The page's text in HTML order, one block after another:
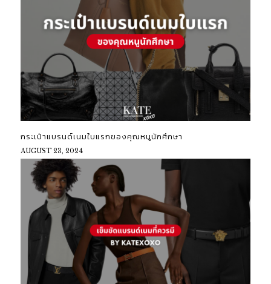
กระเป๋าแบรนด์เนมใบแรกของคุณหนูนักศึกษา
AUGUST 23, 2024